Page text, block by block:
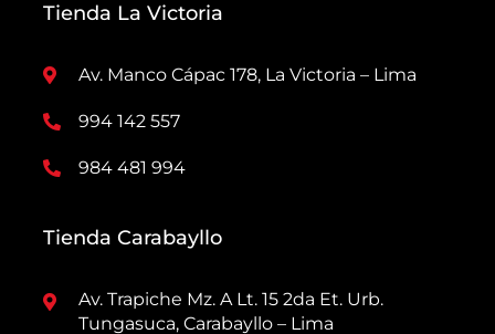
Tienda La Victoria
Av. Manco Cápac 178, La Victoria – Lima
994 142 557
984 481 994
Tienda Carabayllo
Av. Trapiche Mz. A Lt. 15 2da Et. Urb.
Tungasuca, Carabayllo – Lima